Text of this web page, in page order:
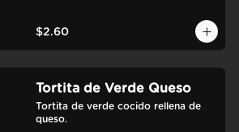
$2.60
Tortita de Verde Queso
Tortita de verde cocido rellena de
queso.